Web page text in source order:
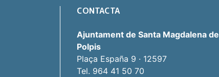
CONTACTA
Ajuntament de Santa Magdalena de
Polpis
Plaça España 9 · 12597
Tel. 964 41 50 70